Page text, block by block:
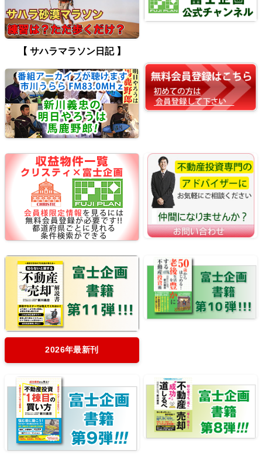
【 サハラマラソン日記 】
2026年最新刊